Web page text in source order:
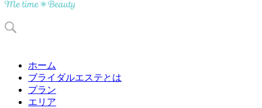
ホーム
ブライダルエステとは
プラン
エリア